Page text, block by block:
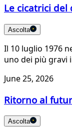
Le cicatrici del
Ascolta
Il 10 luglio 1976
uno dei più gravi
June 25, 2026
Ritorno al
Ascolta